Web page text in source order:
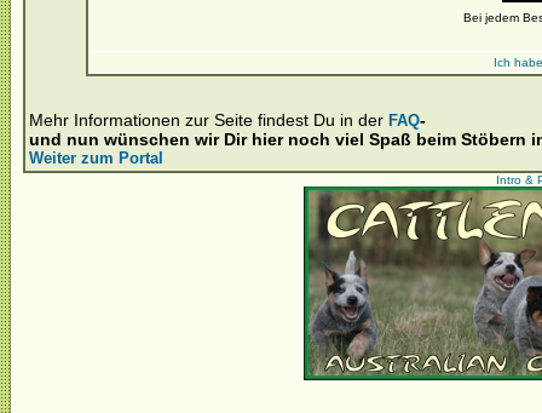
Bei jedem
Ich
Mehr Informationen zur Seite findest Du in der FAQ-
und nun wünschen wir Dir hier noch viel Spaß beim Stöbern
Weiter zum Portal
Intro &